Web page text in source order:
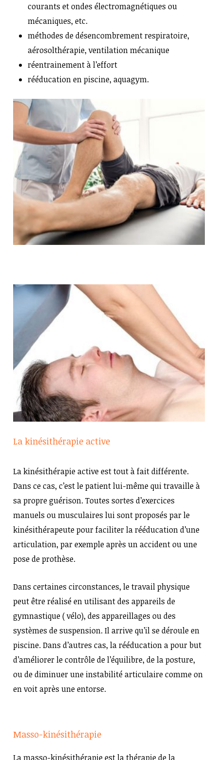
courants et ondes électromagnétiques ou
mécaniques, etc.
méthodes de désencombrement respiratoire,
aérosolthérapie, ventilation mécanique
réentrainement à l’effort
rééducation en piscine, aquagym.
La kinésithérapie active
La kinésithérapie active est tout à fait différente.
Dans ce cas, c’est le patient lui-même qui travaille à
sa propre guérison. Toutes sortes d’exercices
manuels ou musculaires lui sont proposés par le
kinésithérapeute pour faciliter la rééducation d’une
articulation, par exemple après un accident ou une
pose de prothèse.
Dans certaines circonstances, le travail physique
peut être réalisé en utilisant des appareils de
gymnastique ( vélo), des appareillages ou des
systèmes de suspension. Il arrive qu’il se déroule en
piscine. Dans d’autres cas, la rééducation a pour but
d’améliorer le contrôle de l’équilibre, de la posture,
ou de diminuer une instabilité articulaire comme on
en voit après une entorse.
Masso-kinésithérapie
La masso-kinésithérapie est la thérapie de la